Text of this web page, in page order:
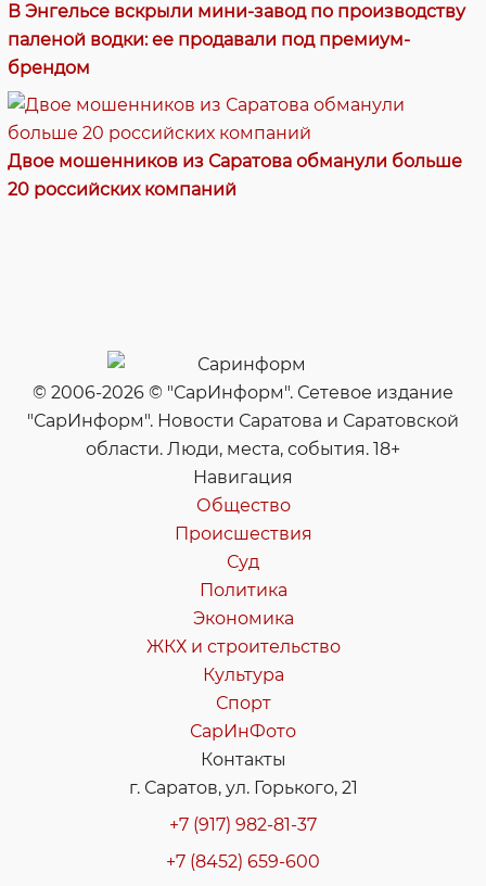
В Энгельсе вскрыли мини-завод по производству
паленой водки: ее продавали под премиум-
брендом
Двое мошенников из Саратова обманули больше
20 российских компаний
© 2006-2026 © "СарИнформ". Сетевое издание
"СарИнформ". Новости Саратова и Саратовской
области. Люди, места, события. 18+
Навигация
Общество
Происшествия
Суд
Политика
Экономика
ЖКХ и строительство
Культура
Спорт
СарИнФото
Контакты
г. Саратов, ул. Горького, 21
+7 (917) 982-81-37
+7 (8452) 659-600